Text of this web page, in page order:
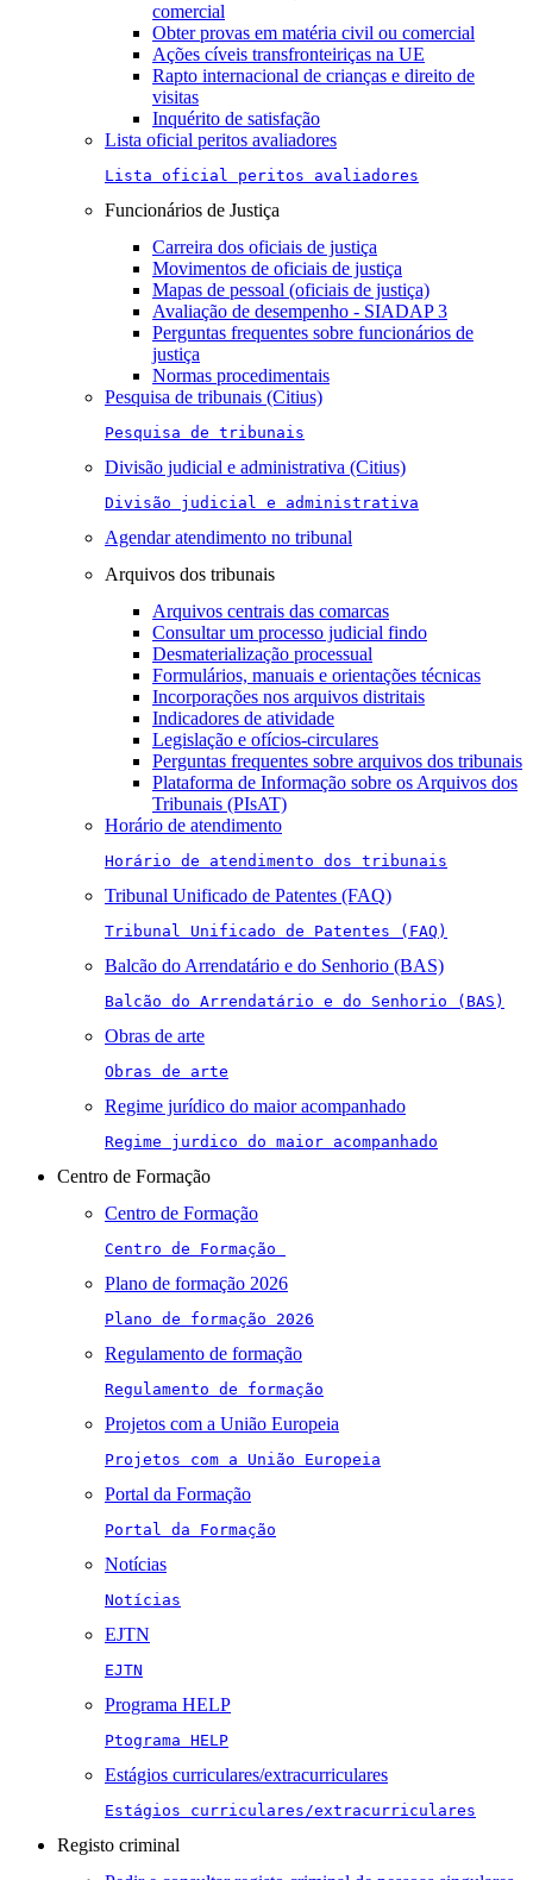
comercial
Obter provas em matéria civil ou comercial
Ações cíveis transfronteiriças na UE
Rapto internacional de crianças e direito de
visitas
Inquérito de satisfação
Lista oficial peritos avaliadores
Lista oficial peritos avaliadores
Funcionários de Justiça
Carreira dos oficiais de justiça
Movimentos de oficiais de justiça
Mapas de pessoal (oficiais de justiça)
Avaliação de desempenho - SIADAP 3
Perguntas frequentes sobre funcionários de
justiça
Normas procedimentais
Pesquisa de tribunais (Citius)
Pesquisa de tribunais
Divisão judicial e administrativa (Citius)
Divisão judicial e administrativa
Agendar atendimento no tribunal
Arquivos dos tribunais
Arquivos centrais das comarcas
Consultar um processo judicial findo
Desmaterialização processual
Formulários, manuais e orientações técnicas
Incorporações nos arquivos distritais
Indicadores de atividade
Legislação e ofícios-circulares
Perguntas frequentes sobre arquivos dos tribunais
Plataforma de Informação sobre os Arquivos dos
Tribunais (PIsAT)
Horário de atendimento
Horário de atendimento dos tribunais
Tribunal Unificado de Patentes (FAQ)
Tribunal Unificado de Patentes (FAQ)
Balcão do Arrendatário e do Senhorio (BAS)
Balcão do Arrendatário e do Senhorio (BAS)
Obras de arte
Obras de arte
Regime jurídico do maior acompanhado
Regime jurdico do maior acompanhado
Centro de Formação
Centro de Formação
Centro de Formação
Plano de formação 2026
Plano de formação 2026
Regulamento de formação
Regulamento de formação
Projetos com a União Europeia
Projetos com a União Europeia
Portal da Formação
Portal da Formação
Notícias
Notícias
EJTN
EJTN
Programa HELP
Ptograma HELP
Estágios curriculares/extracurriculares
Estágios curriculares/extracurriculares
Registo criminal